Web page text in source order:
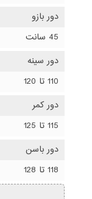
دور بازو
45 سانت
دور سینه
110 تا 120
دور کمر
115 تا 125
دور باسن
118 تا 128